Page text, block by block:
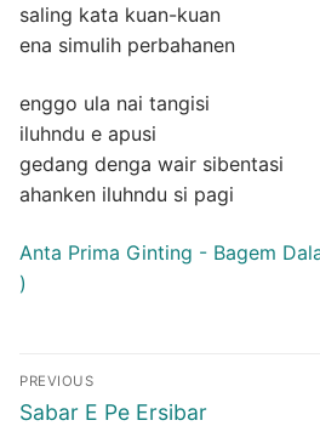
saling kata kuan-kuan
ena simulih perbahanen
enggo ula nai tangisi
iluhndu e apusi
gedang denga wair sibentasi
ahanken iluhndu si pagi
Anta Prima Ginting - Bagem
)
Post
navigation
PREVIOUS
Previous
Sabar E Pe Ersibar